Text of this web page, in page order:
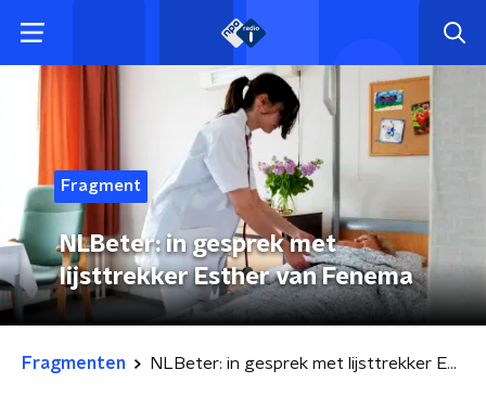
Fragment
NLBeter: in gesprek met
lijsttrekker Esther van Fenema
Fragmenten NLBeter: in gesprek met lijsttrekker Esther van Fenema